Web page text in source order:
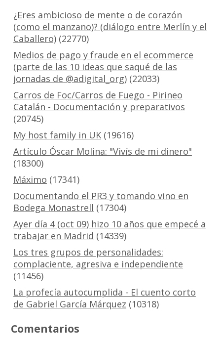
¿Eres ambicioso de mente o de corazón
(como el manzano)? (diálogo entre Merlín y el
Caballero)(22770)
Medios de pago y fraude en el ecommerce
(parte de las 10 ideas que saqué de las
jornadas de @adigital_org)(22033)
Carros de Foc/Carros de Fuego - Pirineo
Catalán - Documentación y preparativos
(20745)
My host family in UK(19616)
Artículo Óscar Molina: "Vivís de mi dinero"
(18300)
Máximo (17341)
Documentando el PR3 y tomando vino en
Bodega Monastrell (17304)
Ayer día 4 (oct 09) hizo 10 años que empecé a
trabajar en Madrid (14339)
Los tres grupos de personalidades:
complaciente, agresiva e independiente
(11456)
La profecía autocumplida - El cuento corto
de Gabriel García Márquez (10318)
Comentarios